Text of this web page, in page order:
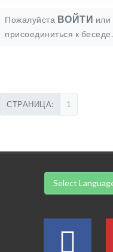
Пожалуйста ВОЙТИ или
присоединиться к беседе.
СТРАНИЦА: 1